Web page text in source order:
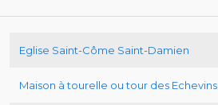
Eglise Saint-Côme Saint-Damien
Maison à tourelle ou tour des Echevins